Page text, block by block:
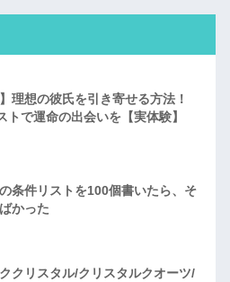
理想の彼氏を引き寄せる方法！
トで運命の出会いを【実体験】
条件リストを100個書いたら、そ
かった
クリスタル/クリスタルクオーツ/